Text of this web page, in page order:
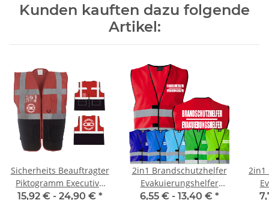
Kunden kauften dazu folgende
Artikel:
Sicherheits Beauftragter
Piktogramm Executive
Weste rot/schwarz mit
15,92 € - 24,90 € *
2in1 Brandschutzhelfer
Evakuierungshelfer
Warnweste Sonderfarbe
6,55 € - 13,40 € *
2in1